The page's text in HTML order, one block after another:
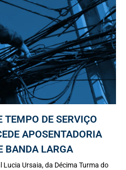
TEMPO DE SERVIÇO
APOSENTADORIA
BANDA LARGA
Ursaia, da Décima Turma do